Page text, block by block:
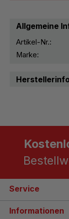
Allgemeine
Artikel-Nr.:
Marke:
Service
Informationen